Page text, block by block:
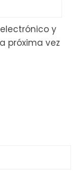
y
próxima vez